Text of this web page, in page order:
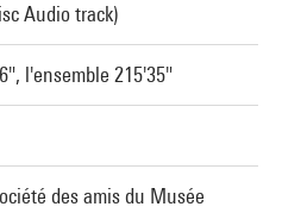
Audio track)
l'ensemble 215'35"
des amis du Musée